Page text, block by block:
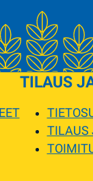
TILAUS
TILAUS